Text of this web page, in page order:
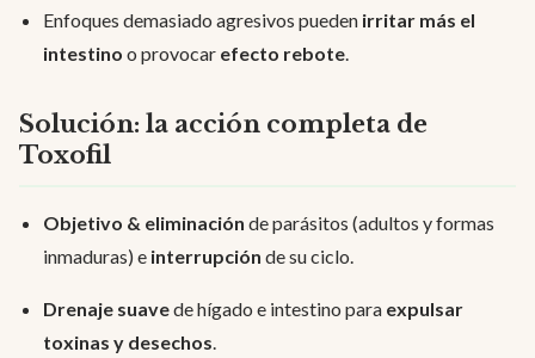
Enfoques demasiado agresivos pueden irritar más el
intestino o provocar efecto rebote.
Solución: la acción completa de
Toxofil
Objetivo & eliminación de parásitos (adultos y formas
inmaduras) e interrupción de su ciclo.
Drenaje suavede hígado e intestino para expulsar
toxinas y desechos.